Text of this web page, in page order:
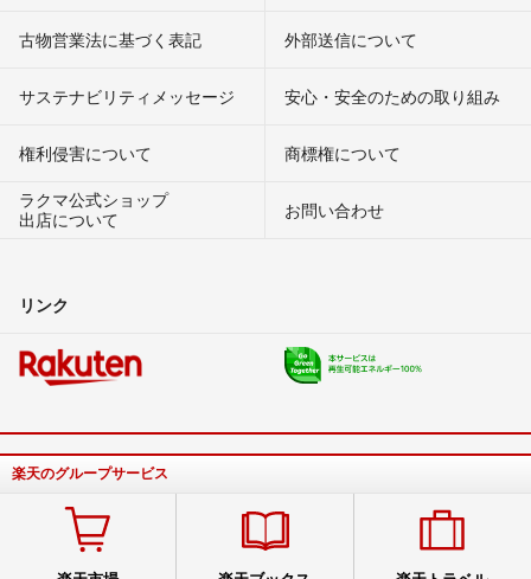
古物営業法に基づく表記 外部送信について
サステナビリティメッセージ 安心・安全のための取り組み
権利侵害について
商標権について
ラクマ公式ショップ
出店について
お問い合わせ
リンク
楽天のグループサービス